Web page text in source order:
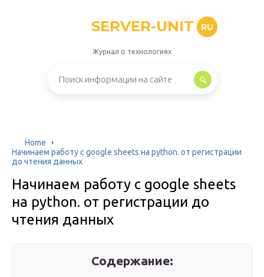
SERVER-UNIT RU
Журнал о технологиях
Home
Начинаем работу с google sheets на python. от регистрации
до чтения данных
Начинаем работу с google sheets
на python. от регистрации до
чтения данных
Содержание: